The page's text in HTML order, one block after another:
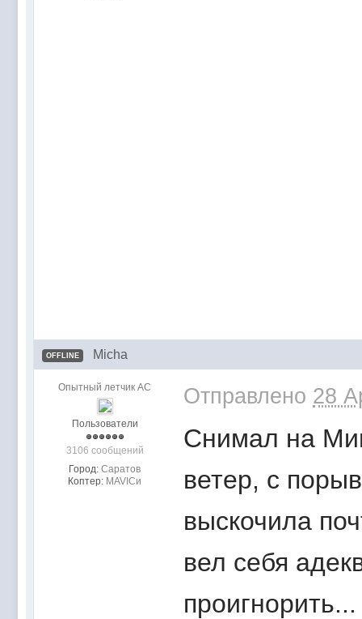
OFFLINE Micha
Опытный летчик АС
Пользователи
3106 сообщений
Город: Саратов
Коптер: MAVICи
Отправлено 28
Снимал на
ветер, с
выскочила
вел себя